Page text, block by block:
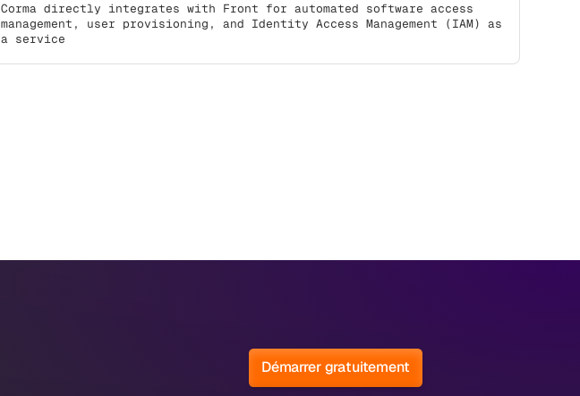
Corma directly integrates with Front for automated software access
management, user provisioning, and Identity Access Management (IAM) as
a service
Démarrer gratuitement